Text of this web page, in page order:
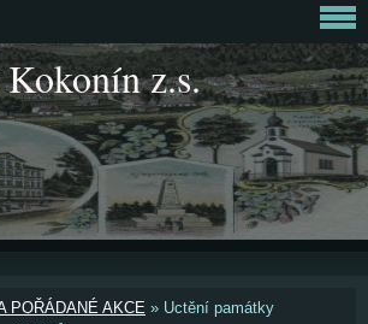
z.s.
POŘÁDANÉ AKCE » Uctění památky